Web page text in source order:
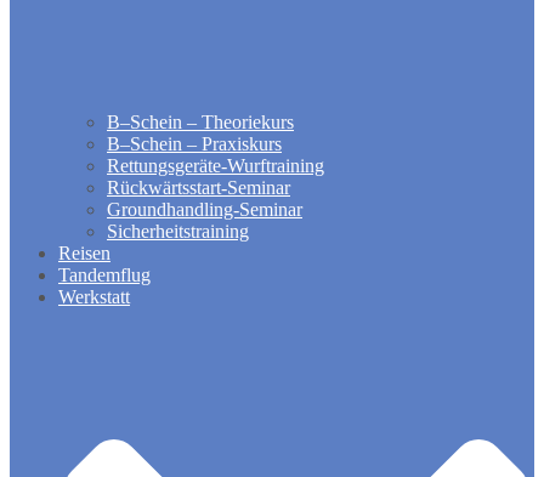
B–Schein – Theoriekurs
B–Schein – Praxiskurs
Rettungsgeräte-Wurftraining
Rückwärtsstart-Seminar
Groundhandling​-Seminar
Sicherheitstraining
Reisen
Tandemflug
Werkstatt